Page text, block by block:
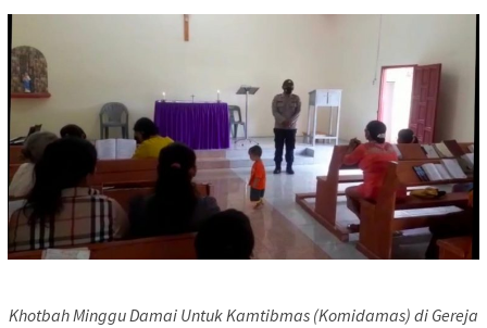
Khotbah Minggu Damai Untuk Kamtibmas (Komidamas) di Gereja